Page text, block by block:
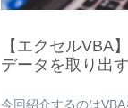
【エクセルVBA
データを取り出す
今回紹介するのは